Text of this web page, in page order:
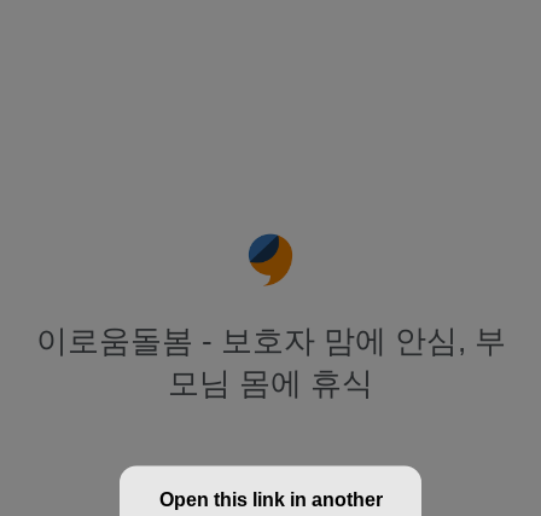
이로움돌봄 - 보호자 맘에 안심, 부
모님 몸에 휴식